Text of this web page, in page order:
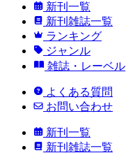
新刊一覧
新刊雑誌一覧
ランキング
ジャンル
雑誌・レーベル
よくある質問
お問い合わせ
新刊一覧
新刊雑誌一覧